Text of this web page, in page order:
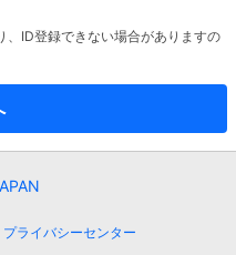
、ID登録できない場合がありますの
プライバシーセンター